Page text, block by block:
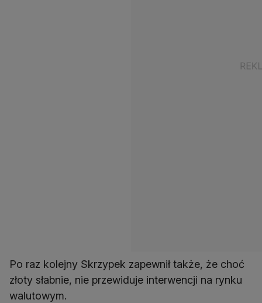
Po raz kolejny Skrzypek zapewnił także, że choć
złoty słabnie, nie przewiduje interwencji na rynku
walutowym.